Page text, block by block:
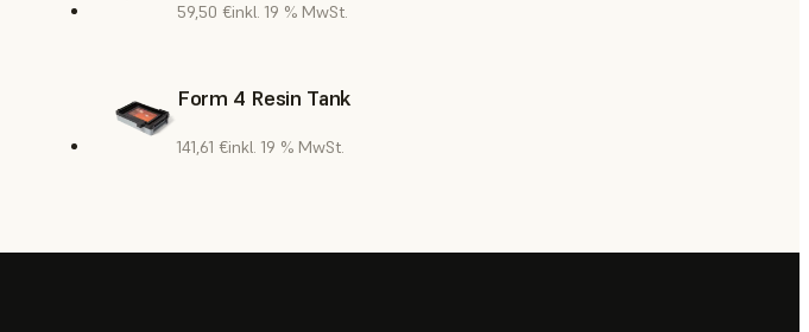
59,50 €inkl. 19 % MwSt.
Form 4 Resin Tank
141,61 €inkl. 19 % MwSt.